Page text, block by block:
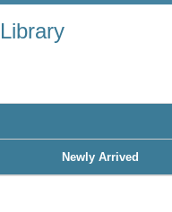
Library
Newly Arrived